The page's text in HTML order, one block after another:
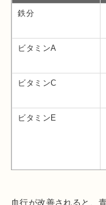
鉄分
ビタミンA
ビタミンC
ビタミンE
血行が改善されると、